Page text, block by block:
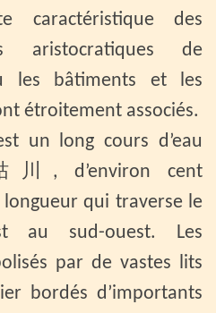
caractéristique des
aristocratiques de
les bâtiments et les
étroitement associés.
un long cours d’eau
川, d’environ cent
qui traverse le
au sud-ouest. Les
par de vastes lits
bordés d’importants